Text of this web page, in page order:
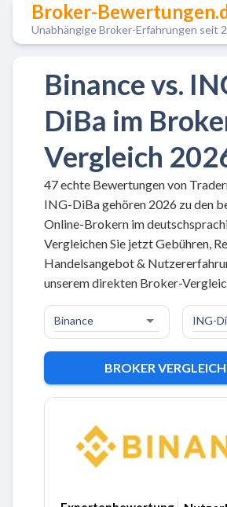
Broker-
Unabhängige Broker-Erfahrungen seit
Binance vs.
DiBa im
Vergleich
47 echte Bewertungen von
ING-DiBa gehören 2026 zu den
Online-Brokern im
Vergleichen Sie jetzt Gebühren,
Handelsangebot &
unserem direkten Broker-
BROKER